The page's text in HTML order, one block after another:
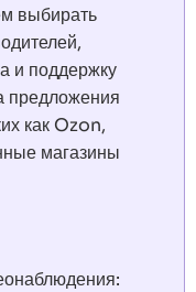
выбирать
и поддержку
предложения
как Ozon,
магазины